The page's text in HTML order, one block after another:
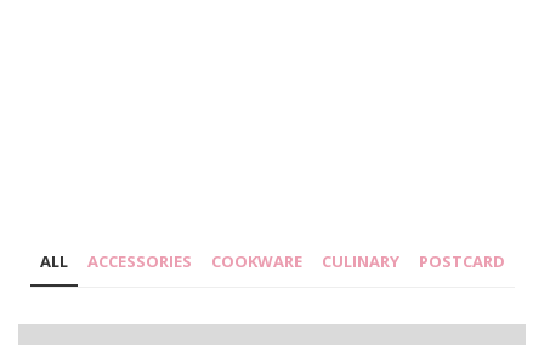
ALL ACCESSORIES COOKWARE CULINARY POSTCARD